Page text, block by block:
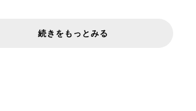
続きをもっとみる